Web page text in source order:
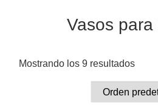
Vasos para
Mostrando los 9 resultados